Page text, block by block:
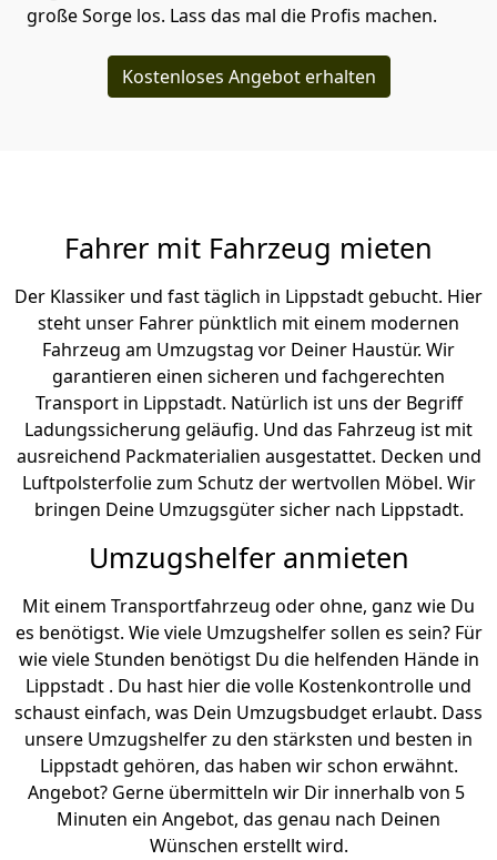
große Sorge los. Lass das mal die Profis machen.
Kostenloses Angebot erhalten
Fahrer mit Fahrzeug mieten
Der Klassiker und fast täglich in Lippstadt gebucht. Hier
steht unser Fahrer pünktlich mit einem modernen
Fahrzeug am Umzugstag vor Deiner Haustür. Wir
garantieren einen sicheren und fachgerechten
Transport in Lippstadt. Natürlich ist uns der Begriff
Ladungssicherung geläufig. Und das Fahrzeug ist mit
ausreichend Packmaterialien ausgestattet. Decken und
Luftpolsterfolie zum Schutz der wertvollen Möbel. Wir
bringen Deine Umzugsgüter sicher nach Lippstadt.
Umzugshelfer anmieten
Mit einem Transportfahrzeug oder ohne, ganz wie Du
es benötigst. Wie viele Umzugshelfer sollen es sein? Für
wie viele Stunden benötigst Du die helfenden Hände in
Lippstadt . Du hast hier die volle Kostenkontrolle und
schaust einfach, was Dein Umzugsbudget erlaubt. Dass
unsere Umzugshelfer zu den stärksten und besten in
Lippstadt gehören, das haben wir schon erwähnt.
Angebot? Gerne übermitteln wir Dir innerhalb von 5
Minuten ein Angebot, das genau nach Deinen
Wünschen erstellt wird.